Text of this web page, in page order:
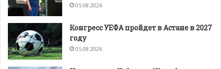
05.08.2026
Конгресс УЕФА пройдет в Астане в 2027
году
05.08.2026